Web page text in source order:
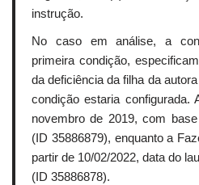
instrução.
No caso em análise, a
primeira condição,
da deficiência da filha da
condição estaria configurada.
novembro de 2019, com
(ID 35886879), enquanto a
partir de 10/02/2022, data do
(ID 35886878).